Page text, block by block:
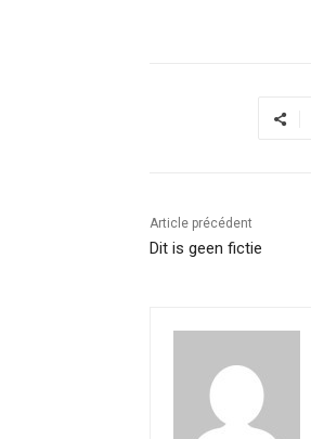
Article précédent
Dit is geen fictie